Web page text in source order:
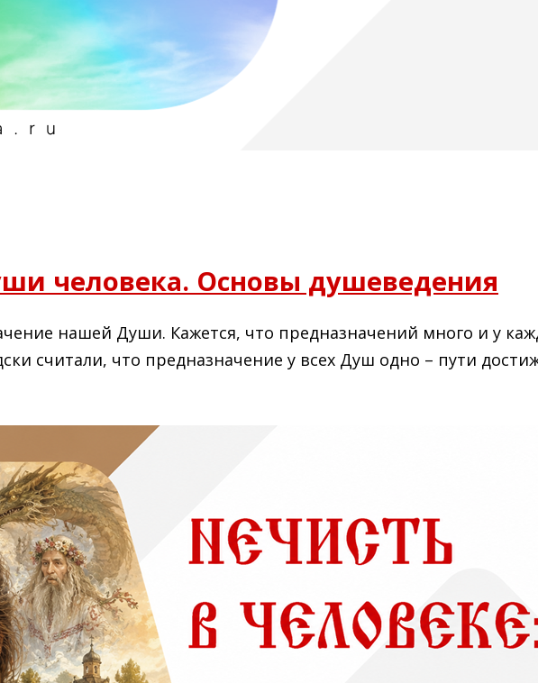
человека. Основы душеведения
нашей Души. Кажется, что предназначений много и у
считали, что предназначение у всех Душ одно – пути